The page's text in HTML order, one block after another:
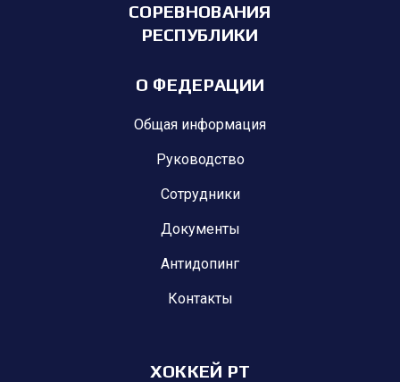
СОРЕВНОВАНИЯ
РЕСПУБЛИКИ
О ФЕДЕРАЦИИ
Общая информация
Руководство
Сотрудники
Документы
Антидопинг
Контакты
ХОККЕЙ РТ